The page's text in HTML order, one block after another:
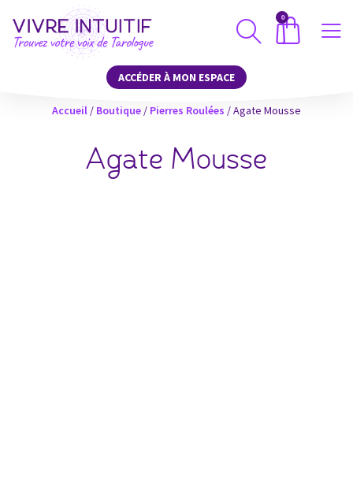
0
ACCÉDER À MON ESPACE
Accueil / Boutique / Pierres Roulées / Agate Mousse
Agate Mousse